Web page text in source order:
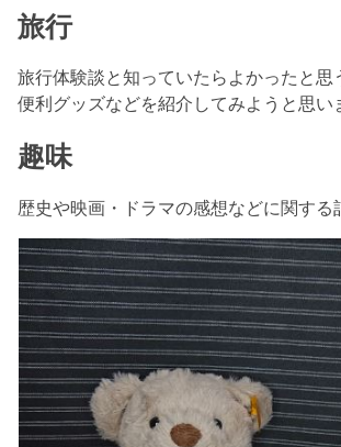
旅行
旅行体験談と知っていたらよかったと思
便利グッズなどを紹介してみようと思い
趣味
歴史や映画・ドラマの感想などに関する